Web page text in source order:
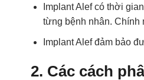
Implant Alef có thời
từng bệnh nhân. Chính
Implant Alef đảm bảo
2. Các cách